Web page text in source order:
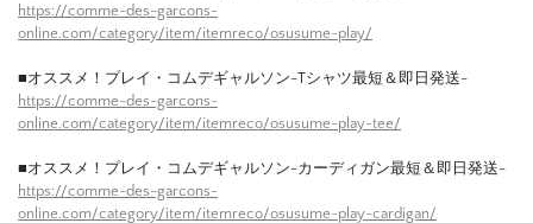
https://comme-des-garcons-
online.com/category/item/itemreco/osusume-play/
■オススメ！プレイ・コムデギャルソン-Tシャツ最短＆即日発送-
https://comme-des-garcons-
online.com/category/item/itemreco/osusume-play-tee/
■オススメ！プレイ・コムデギャルソン-カーディガン最短＆即日発送-
https://comme-des-garcons-
online.com/category/item/itemreco/osusume-play-cardigan/